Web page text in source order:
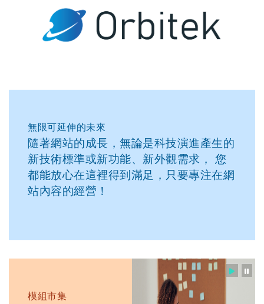
無限可延伸的未來
隨著網站的成長，無論是科技演進產生的
新技術標準或新功能、新外觀需求， 您
都能放心在這裡得到滿足，只要專注在網
站內容的經營！
模組市集